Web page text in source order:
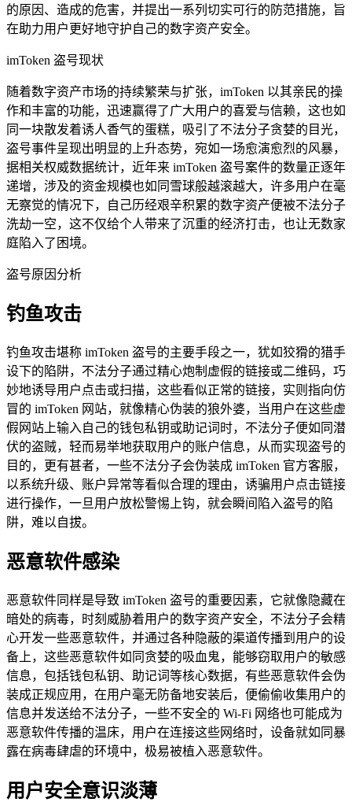
的原因、造成的危害，并提出一系列切实可行的防范措施，旨
在助力用户更好地守护自己的数字资产安全。
imToken 盗号现状
随着数字资产市场的持续繁荣与扩张，imToken 以其亲民的操
作和丰富的功能，迅速赢得了广大用户的喜爱与信赖，这也如
同一块散发着诱人香气的蛋糕，吸引了不法分子贪婪的目光，
盗号事件呈现出明显的上升态势，宛如一场愈演愈烈的风暴，
据相关权威数据统计，近年来 imToken 盗号案件的数量正逐年
递增，涉及的资金规模也如同雪球般越滚越大，许多用户在毫
无察觉的情况下，自己历经艰辛积累的数字资产便被不法分子
洗劫一空，这不仅给个人带来了沉重的经济打击，也让无数家
庭陷入了困境。
盗号原因分析
钓鱼攻击
钓鱼攻击堪称 imToken 盗号的主要手段之一，犹如狡猾的猎手
设下的陷阱，不法分子通过精心炮制虚假的链接或二维码，巧
妙地诱导用户点击或扫描，这些看似正常的链接，实则指向仿
冒的 imToken 网站，就像精心伪装的狼外婆，当用户在这些虚
假网站上输入自己的钱包私钥或助记词时，不法分子便如同潜
伏的盗贼，轻而易举地获取用户的账户信息，从而实现盗号的
目的，更有甚者，一些不法分子会伪装成 imToken 官方客服，
以系统升级、账户异常等看似合理的理由，诱骗用户点击链接
进行操作，一旦用户放松警惕上钩，就会瞬间陷入盗号的陷
阱，难以自拔。
恶意软件感染
恶意软件同样是导致 imToken 盗号的重要因素，它就像隐藏在
暗处的病毒，时刻威胁着用户的数字资产安全，不法分子会精
心开发一些恶意软件，并通过各种隐蔽的渠道传播到用户的设
备上，这些恶意软件如同贪婪的吸血鬼，能够窃取用户的敏感
信息，包括钱包私钥、助记词等核心数据，有些恶意软件会伪
装成正规应用，在用户毫无防备地安装后，便偷偷收集用户的
信息并发送给不法分子，一些不安全的 Wi-Fi 网络也可能成为
恶意软件传播的温床，用户在连接这些网络时，设备就如同暴
露在病毒肆虐的环境中，极易被植入恶意软件。
用户安全意识淡薄